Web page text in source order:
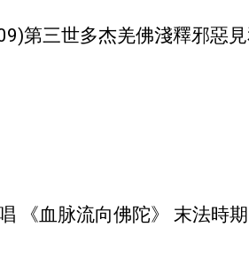
第三世多杰羌佛淺釋邪惡
《血脉流向佛陀》 末法時